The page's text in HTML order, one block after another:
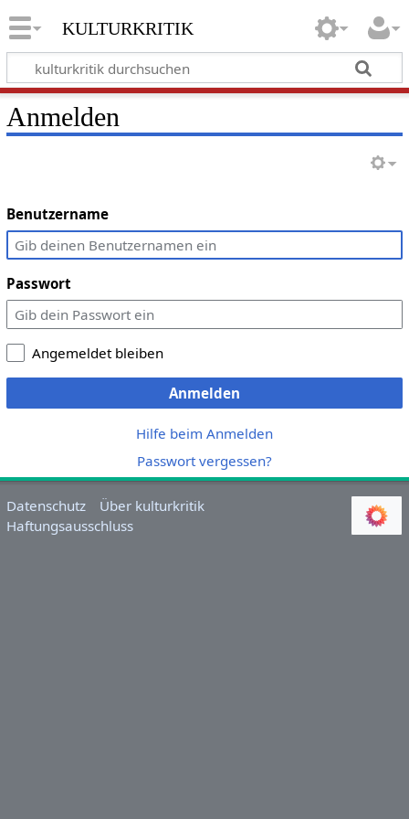
kulturkritik
Anmelden
Benutzername
Passwort
Angemeldet bleiben
Anmelden
Hilfe beim Anmelden
Passwort vergessen?
Datenschutz
Über kulturkritik
Haftungsausschluss